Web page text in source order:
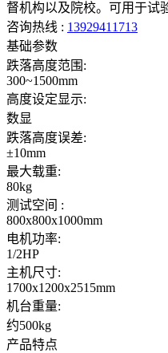
督机构以及院校。可用于试
咨询热线 : 13929411713
基础参数
跌落高度范围:
300~1500mm
高度设定显示:
数显
跌落高度误差:
±10mm
最大载重:
80kg
测试空间 :
800x800x1000mm
电机功率:
1/2HP
主机尺寸:
1700x1200x2515mm
机台重量:
约500kg
产品特点